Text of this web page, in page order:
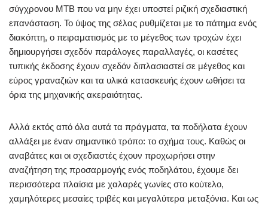
σύγχρονου MTB που να μην έχει υποστεί ριζική σχεδιαστική
επανάσταση. Το ύψος της σέλας ρυθμίζεται με το πάτημα ενός
διακόπτη, ο πειραματισμός με το μέγεθος των τροχών έχει
δημιουργήσει σχεδόν παράλογες παραλλαγές, οι κασέτες
τυπικής έκδοσης έχουν σχεδόν διπλασιαστεί σε μέγεθος και
εύρος γραναζιών και τα υλικά κατασκευής έχουν ωθήσει τα
όρια της μηχανικής ακεραιότητας.
Αλλά εκτός από όλα αυτά τα πράγματα, τα ποδήλατα έχουν
αλλάξει με έναν σημαντικό τρόπο: το σχήμα τους. Καθώς οι
αναβάτες και οι σχεδιαστές έχουν προχωρήσει στην
αναζήτηση της προσαρμογής ενός ποδηλάτου, έχουμε δει
περισσότερα πλαίσια με χαλαρές γωνίες στο κούτελο,
χαμηλότερες μεσαίες τριβές και μεγαλύτερα μεταξόνια. Και ως